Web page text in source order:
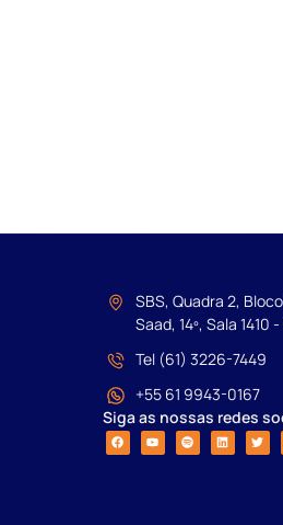
SBS, Quadra 2,
Saad, 14º, Sala 1410
Tel (61) 3226-7449
+55 61 9943-0167
Siga as nossas redes